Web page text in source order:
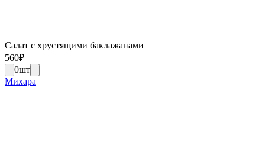
Салат с хрустящими баклажанами
560₽
0шт
Михара